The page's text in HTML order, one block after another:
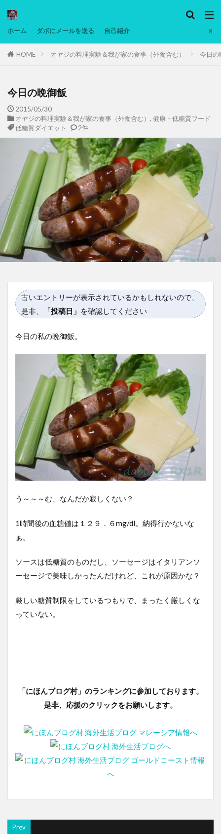
ホーム ダボにメールを送る 自己紹介
HOME オヤジの料理実験＆我が家の食事（外食含む） 今日の
今日の晩御飯
2015/05/30
オヤジの料理実験＆我が家の食事（外食含む） , 健康・低糖質フード
低糖質ダイエット
2件
古いエントリーが表示されているかもしれないので、
是非、
「投稿日」 を確認してください
今日の私の晩御飯。
う～～～む、なんだか寂しくない？
1時間後の血糖値は１２９．６mg/dl。納得行かないな
ぁ。
ソースは低糖質のものだし、ソーセージはイタリアンソ
ーセージで美味しかったんだけれど、これが原因かな？
厳しい糖質制限をしているつもりで、まったく厳しくな
っていない。
「にほんブログ村」のランキングに参加しております。
是非、応援のクリックをお願いします。
Prev
タグ
マレーシア動画
備忘録
動画 日本人村社会 脱水シート
検索